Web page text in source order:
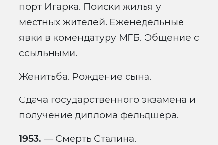
порт Игарка. Поиски жилья у
местных жителей. Еженедельные
явки в комендатуру МГБ. Общение с
ссыльными.
Женитьба. Рождение сына.
Сдача государственного экзамена и
получение диплома фельдшера.
1953. — Смерть Сталина.